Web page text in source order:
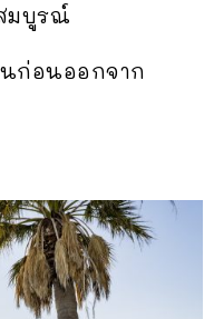
มบูรณ์
ก่อนออกจาก